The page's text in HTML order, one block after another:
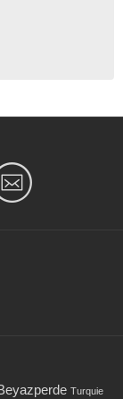
Turquie